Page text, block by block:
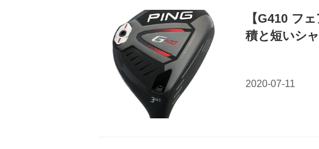
【G410 フ
積と短いシ